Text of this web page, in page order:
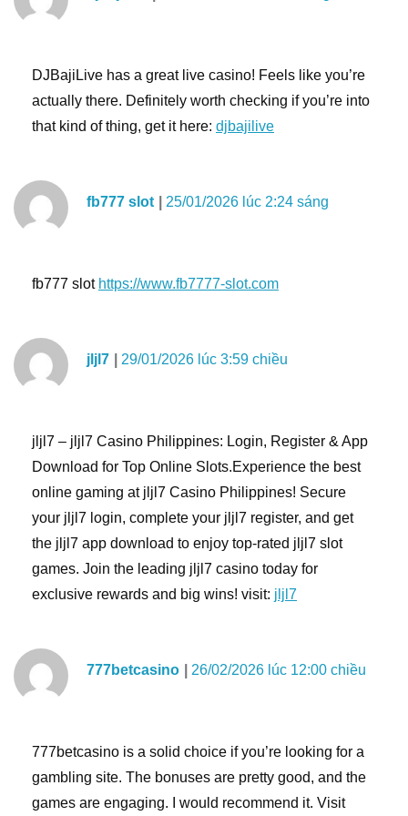
DJBajiLive has a great live casino! Feels like you’re
actually there. Definitely worth checking if you’re into
that kind of thing, get it here: djbajilive
fb777 slot 25/01/2026 lúc 2:24 sáng
fb777 slot https://www.fb7777-slot.com
jljl7 29/01/2026 lúc 3:59 chiều
jljl7 – jljl7 Casino Philippines: Login, Register & App
Download for Top Online Slots.Experience the best
online gaming at jljl7 Casino Philippines! Secure
your jljl7 login, complete your jljl7 register, and get
the jljl7 app download to enjoy top-rated jljl7 slot
games. Join the leading jljl7 casino today for
exclusive rewards and big wins! visit: jljl7
777betcasino 26/02/2026 lúc 12:00 chiều
777betcasino is a solid choice if you’re looking for a
gambling site. The bonuses are pretty good, and the
games are engaging. I would recommend it. Visit